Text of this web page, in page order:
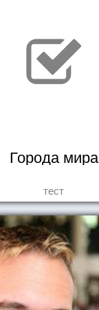
Города мира
тест